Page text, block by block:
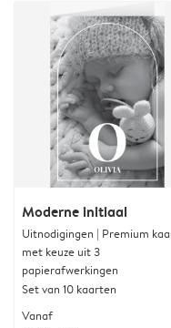
Moderne initiaal
Uitnodigingen | Premium
met keuze uit 3
papierafwerkingen
Set van 10 kaarten
Vanaf